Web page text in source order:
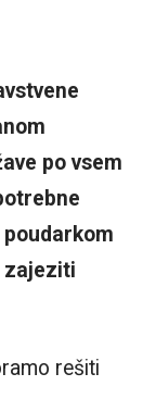
po vsem
zajeziti
rešiti